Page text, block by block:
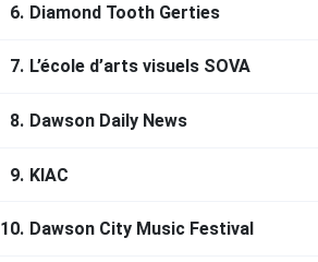
Crédit photo : Dawson City
6. Diamond Tooth Gerties
7. L’école d’arts visuels SOVA
8. Dawson Daily News
9. KIAC
10. Dawson City Music Festival